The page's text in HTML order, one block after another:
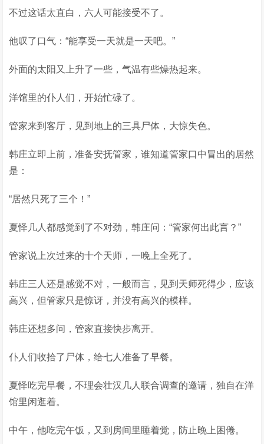
不过这话太直白，六人可能接受不了。
他叹了口气：“能享受一天就是一天吧。”
外面的太阳又上升了一些，气温有些燥热起来。
洋馆里的仆人们，开始忙碌了。
管家来到客厅，见到地上的三具尸体，大惊失色。
韩庄立即上前，准备安抚管家，谁知道管家口中冒出的居然
是：
“居然只死了三个！”
夏怿几人都感觉到了不对劲，韩庄问：“管家何出此言？”
管家说上次过来的十个天师，一晚上全死了。
韩庄三人还是感觉不对，一般而言，见到天师死得少，应该
高兴，但管家只是惊讶，并没有高兴的模样。
韩庄还想多问，管家直接快步离开。
仆人们收拾了尸体，给七人准备了早餐。
夏怿吃完早餐，不理会壮汉几人联合调查的邀请，独自在洋
馆里闲逛着。
中午，他吃完午饭，又到房间里睡着觉，防止晚上困倦。